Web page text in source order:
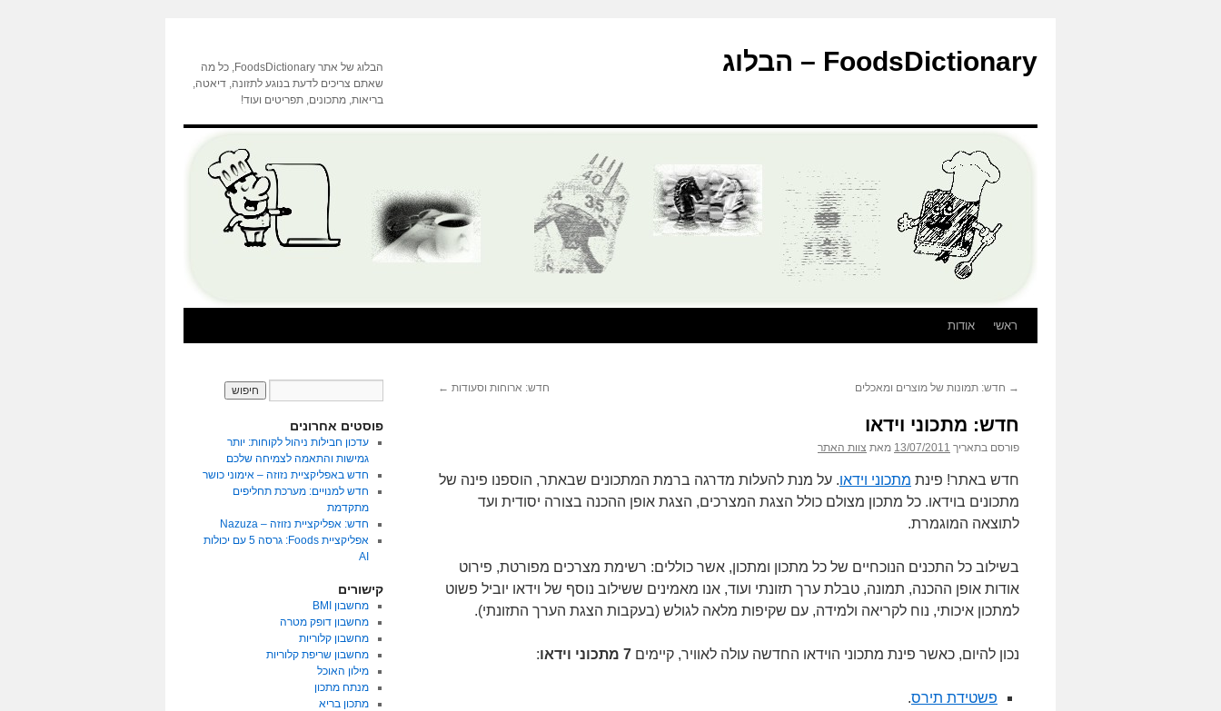
FoodsDictionary – הבלוג
הבלוג של אתר FoodsDictionary, כל מה
שאתם צריכים לדעת בנוגע לתזונה, דיאטה,
בריאות, מתכונים, תפריטים ועוד!
ראשי אודות
→ חדש: תמונות של מוצרים ומאכלים חדש: ארוחות וסעודות ←
חדש: מתכוני וידאו
פורסם בתאריך 13/07/2011 מאת צוות האתר
חדש באתר! פינת מתכוני וידאו. על מנת להעלות מדרגה ברמת המתכונים שבאתר, הוספנו פינה של
מתכונים בוידאו. כל מתכון מצולם כולל הצגת המצרכים, הצגת אופן ההכנה בצורה יסודית ועד
לתוצאה המוגמרת.
בשילוב כל התכנים הנוכחיים של כל מתכון ומתכון, אשר כוללים: רשימת מצרכים מפורטת, פירוט
אודות אופן ההכנה, תמונה, טבלת ערך תזונתי ועוד, אנו מאמינים ששילוב נוסף של וידאו יוביל פשוט
למתכון איכותי, נוח לקריאה ולמידה, עם שקיפות מלאה לגולש (בעקבות הצגת הערך התזונתי).
נכון להיום, כאשר פינת מתכוני הוידאו החדשה עולה לאוויר, קיימים 7 מתכוני וידאו :
פשטידת תירס.
פוסטים אחרונים
עדכון חבילות ניהול לקוחות: יותר
גמישות והתאמה לצמיחה שלכם
חדש באפליקציית נזוזה – אימוני כושר
חדש למנויים: מערכת תחליפים
מתקדמת
חדש: אפליקציית נזוזה – Nazuza
אפליקציית Foods: גרסה 5 עם יכולות
AI
קישורים
מחשבון BMI
מחשבון דופק מטרה
מחשבון קלוריות
מחשבון שריפת קלוריות
מילון האוכל
מנתח מתכון
מתכון בריא